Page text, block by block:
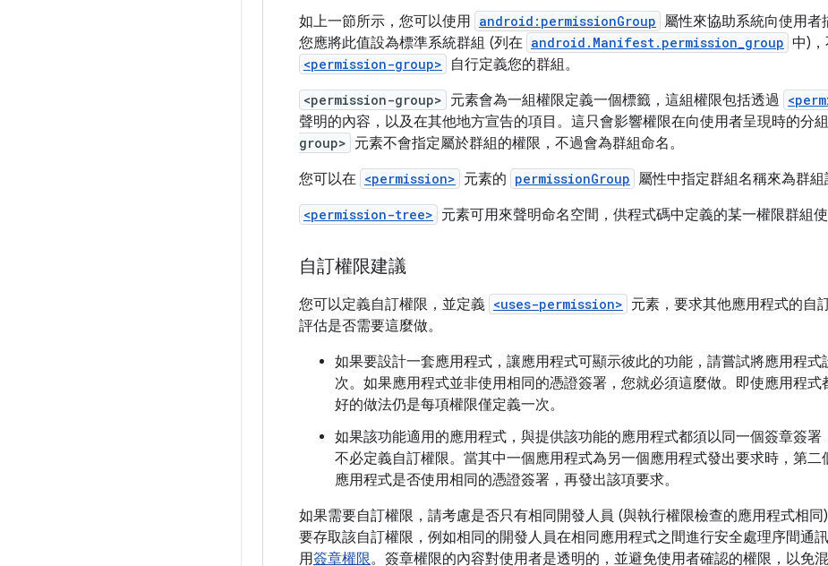
如上一節所示，您可以使用 android:permissionGroup 屬性來協助系統向使用者
您應將此值設為標準系統群組 (列在 android.Manifest.permission_group 中)
<permission-group> 自行定義您的群組。
<permission-group> 元素會為一組權限定義一個標籤，這組權限包括透過
聲明的內容，以及在其他地方宣告的項目。這只會影響權限在向使用者呈現時的分組
group> 元素不會指定屬於群組的權限，不過會為群組命名。
您可以在 <permission> 元素的 permissionGroup 屬性中指定群組名稱來為群組
<permission-tree> 元素可用來聲明命名空間，供程式碼中定義的某一權限群組使
自訂權限建議
您可以定義自訂權限，並定義 <uses-permission> 元素，要求其他應用程式的自
評估是否需要這麼做。
如果要設計一套應用程式，讓應用程式可顯示彼此的功能，請嘗試將應用程
次。如果應用程式並非使用相同的憑證簽署，您就必須這麼做。即使應用程
好的做法仍是每項權限僅定義一次。
如果該功能適用的應用程式，與提供該功能的應用程式都須以同一個簽章簽
不必定義自訂權限。當其中一個應用程式為另一個應用程式發出要求時，第
應用程式是否使用相同的憑證簽署，再發出該項要求。
如果需要自訂權限，請考慮是否只有相同開發人員 (與執行權限檢查的應用程式相
要存取該自訂權限，例如相同的開發人員在相同應用程式之間進行安全處理序間通
用簽章權限。簽章權限的內容對使用者是透明的，並避免使用者確認的權限，以免混